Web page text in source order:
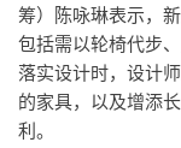
筹）陈咏琳表示，
包括需以轮椅代步
落实设计时，设计
的家具，以及增添
利。